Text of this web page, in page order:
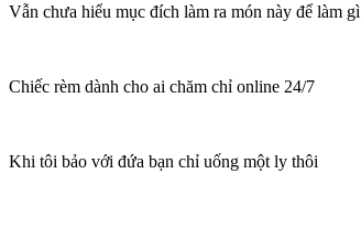
Vẫn chưa hiểu mục đích làm ra món này để làm gì
Chiếc rèm dành cho ai chăm chỉ online 24/7
Khi tôi bảo với đứa bạn chỉ uống một ly thôi